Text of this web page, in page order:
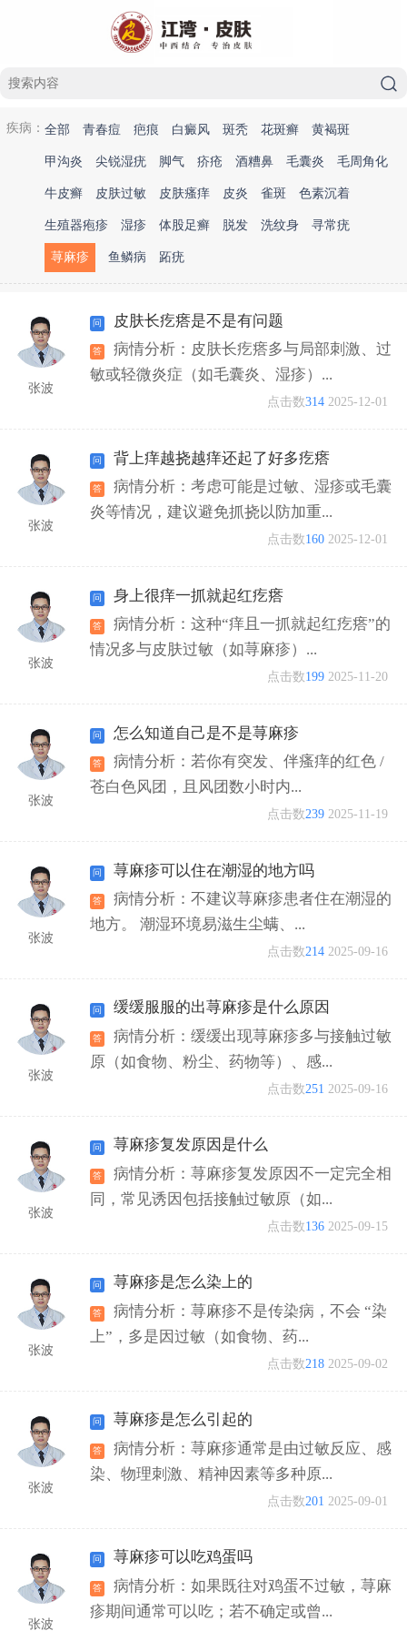
疾病： 全部 青春痘 疤痕 白癜风 斑秃 花斑癣 黄褐斑
甲沟炎 尖锐湿疣 脚气 疥疮 酒糟鼻 毛囊炎 毛周角化
牛皮癣 皮肤过敏 皮肤瘙痒 皮炎 雀斑 色素沉着
生殖器疱疹 湿疹 体股足癣 脱发 洗纹身 寻常疣
荨麻疹 鱼鳞病 跖疣
张波
皮肤长疙瘩是不是有问题
病情分析：皮肤长疙瘩多与局部刺激、过
敏或轻微炎症（如毛囊炎、湿疹）...
点击数314 2025-12-01
张波
背上痒越挠越痒还起了好多疙瘩
病情分析：考虑可能是过敏、湿疹或毛囊
炎等情况，建议避免抓挠以防加重...
点击数160 2025-12-01
张波
身上很痒一抓就起红疙瘩
病情分析：这种“痒且一抓就起红疙瘩”的
情况多与皮肤过敏（如荨麻疹）...
点击数199 2025-11-20
张波
怎么知道自己是不是荨麻疹
病情分析：若你有突发、伴瘙痒的红色 /
苍白色风团，且风团数小时内...
点击数239 2025-11-19
张波
荨麻疹可以住在潮湿的地方吗
病情分析：不建议荨麻疹患者住在潮湿的
地方。 潮湿环境易滋生尘螨、...
点击数214 2025-09-16
张波
缓缓服服的出荨麻疹是什么原因
病情分析：缓缓出现荨麻疹多与接触过敏
原（如食物、粉尘、药物等）、感...
点击数251 2025-09-16
张波
荨麻疹复发原因是什么
病情分析：荨麻疹复发原因不一定完全相
同，常见诱因包括接触过敏原（如...
点击数136 2025-09-15
张波
荨麻疹是怎么染上的
病情分析：荨麻疹不是传染病，不会 “染
上”，多是因过敏（如食物、药...
点击数218 2025-09-02
张波
荨麻疹是怎么引起的
病情分析：荨麻疹通常是由过敏反应、感
染、物理刺激、精神因素等多种原...
点击数201 2025-09-01
张波
荨麻疹可以吃鸡蛋吗
病情分析：如果既往对鸡蛋不过敏，荨麻
疹期间通常可以吃；若不确定或曾...